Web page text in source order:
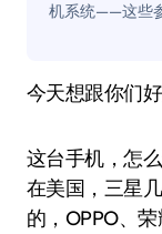
机系统——这些
今天想跟你们
这台手机，怎
在美国，三星
的，OPPO、